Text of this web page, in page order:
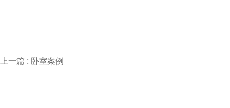
上一篇 : 卧室案例